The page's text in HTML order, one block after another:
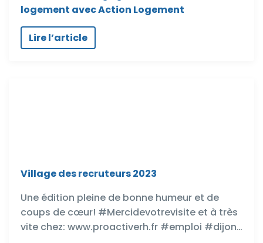
logement avec Action Logement
Lire l’article
Village des recruteurs 2023
Une édition pleine de bonne humeur et de
coups de cœur! #Mercidevotrevisite et à très
vite chez: www.proactiverh.fr #emploi #dijon…